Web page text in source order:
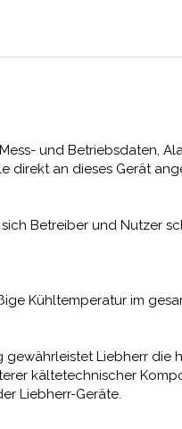
und Betriebsdaten,
direkt an dieses Gerät
Betreiber und Nutzer
Kühltemperatur im
Liebherr die
kältetechnischer
Liebherr-Geräte.